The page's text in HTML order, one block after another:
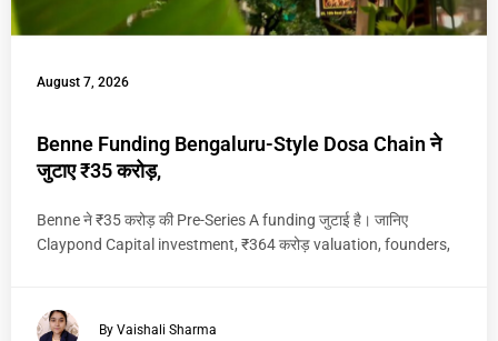
August 7, 2026
Benne Funding Bengaluru-Style Dosa Chain ने
जुटाए ₹35 करोड़,
Benne ने ₹35 करोड़ की Pre-Series A funding जुटाई है। जानिए
Claypond Capital investment, ₹364 करोड़ valuation, founders,
By Vaishali Sharma